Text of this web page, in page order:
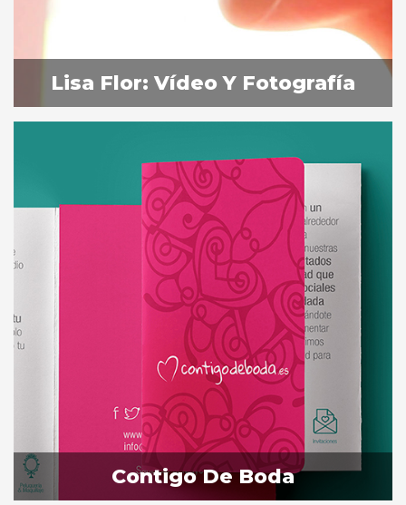
Lisa Flor: Vídeo Y Fotografía
Contigo De Boda